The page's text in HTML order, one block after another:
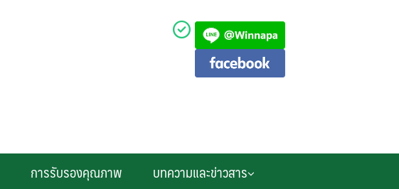
การรับรองคุณภาพ
บทความและข่าวสาร